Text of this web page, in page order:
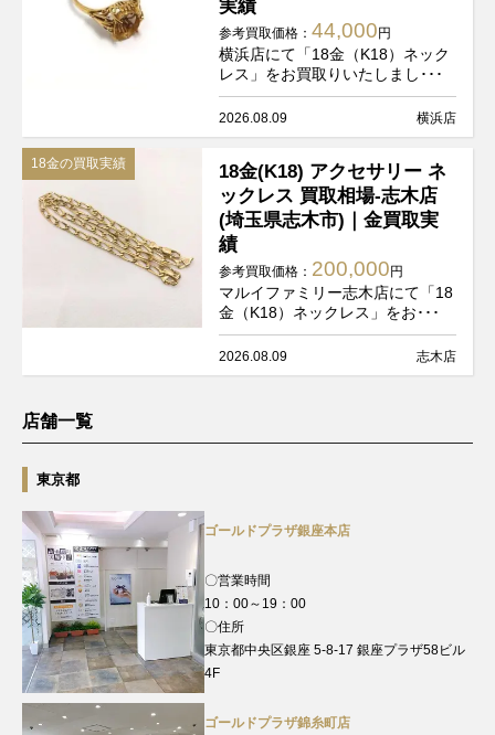
実績
参考買取価格：44,000円
横浜店にて「18金（K18）ネック
レス」をお買取りいたしまし･･･
2026.08.09 横浜店
18金の買取実績
18金(K18) アクセサリー ネ
ックレス 買取相場-志木店
(埼玉県志木市)｜金買取実
績
参考買取価格： 200,000円
マルイファミリー志木店にて「18
金（K18）ネックレス」をお･･･
2026.08.09 志木店
店舗一覧
東京都
ゴールドプラザ銀座本店
〇営業時間
10：00～19：00
〇住所
東京都中央区銀座 5-8-17 銀座プラザ58ビル
4F
ゴールドプラザ錦糸町店